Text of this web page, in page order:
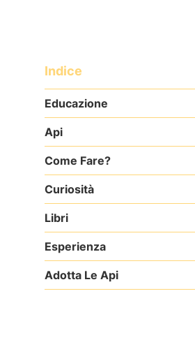
Indice
Educazione
Api
Come Fare?
Curiosità
Libri
Esperienza
Adotta Le Api